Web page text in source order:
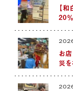
【
20
お
災